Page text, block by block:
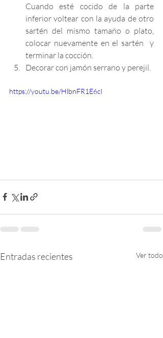
Cuando esté cocido de la parte
inferior voltear con la ayuda de otro
sartén del mismo tamaño o plato,
colocar nuevamente en el sartén  y
terminar la cocción.
Decorar con jamón serrano y perejil.
https://youtu.be/HlbnFR1E6cI
Entradas recientes Ver todo